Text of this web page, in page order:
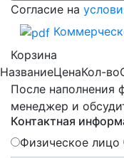
Согласие на
Корзина
НазваниеЦенаКол-во
После наполнения
менеджер и
Контактная
Физическое лицо